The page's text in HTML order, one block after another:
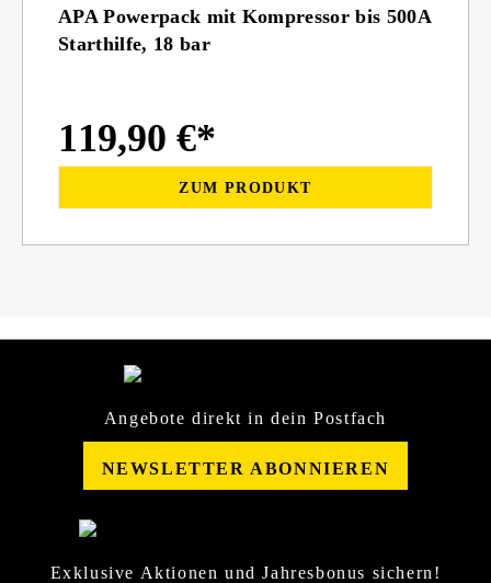
APA Powerpack mit Kompressor bis 500A
Starthilfe, 18 bar
119,90 €*
ZUM PRODUKT
Angebote direkt in dein Postfach
NEWSLETTER ABONNIEREN
Exklusive Aktionen und Jahresbonus sichern!